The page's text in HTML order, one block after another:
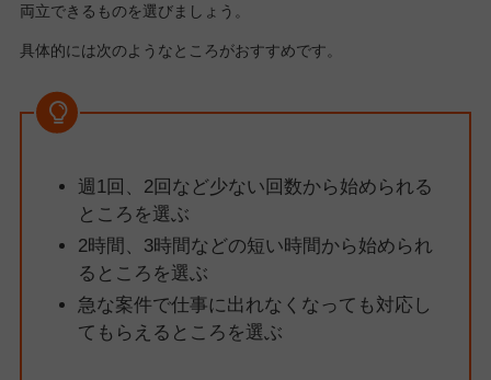
両立できるものを選びましょう。
具体的には次のようなところがおすすめです。
週1回、2回など少ない回数から始められる
ところを選ぶ
2時間、3時間などの短い時間から始められ
るところを選ぶ
急な案件で仕事に出れなくなっても対応し
てもらえるところを選ぶ